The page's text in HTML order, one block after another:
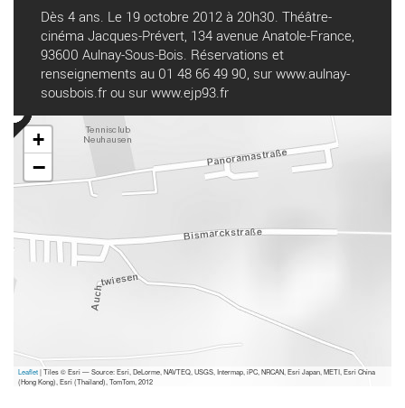
Dès 4 ans. Le 19 octobre 2012 à 20h30. Théâtre-
cinéma Jacques-Prévert, 134 avenue Anatole-France,
93600 Aulnay-Sous-Bois. Réservations et
renseignements au 01 48 66 49 90, sur www.aulnay­
sous­bois.fr ou sur www.ejp93.fr
+
−
Leaflet| Tiles © Esri — Source: Esri, DeLorme, NAVTEQ, USGS, Intermap, iPC, NRCAN, Esri Japan, METI, Esri China
(Hong Kong), Esri (Thailand), TomTom, 2012